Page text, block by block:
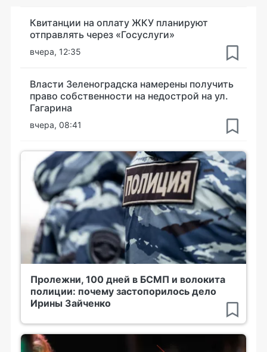
Квитанции на оплату ЖКУ планируют
отправлять через «Госуслуги»
вчера, 12:35
Власти Зеленоградска намерены получить
право собственности на недострой на ул.
Гагарина
вчера, 08:41
Пролежни, 100 дней в БСМП и волокита
полиции: почему застопорилось дело
Ирины Зайченко